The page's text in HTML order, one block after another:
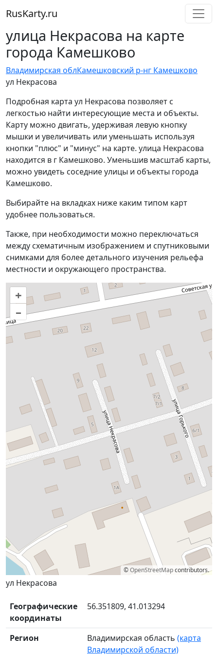
RusKarty.ru
улица Некрасова на карте
города Камешково
Владимирская облКамешковский р-нг Камешково
ул Некрасова
Подробная карта ул Некрасова позволяет с
легкостью найти интересующие места и объекты.
Карту можно двигать, удерживая левую кнопку
мышки и увеличивать или уменьшать используя
кнопки "плюс" и "минус" на карте. улица Некрасова
находится в г Камешково. Уменьшив масштаб карты,
можно увидеть соседние улицы и объекты города
Камешково.
Выбирайте на вкладках ниже каким типом карт
удобнее пользоваться.
Также, при необходимости можно переключаться
между схематичным изображением и спутниковыми
снимками для более детального изучения рельефа
местности и окружающего пространства.
+
–
©OpenStreetMapcontributors.
ул Некрасова
Географические
координаты
56.351809, 41.013294
Регион Владимирская область (карта
Владимирской области)